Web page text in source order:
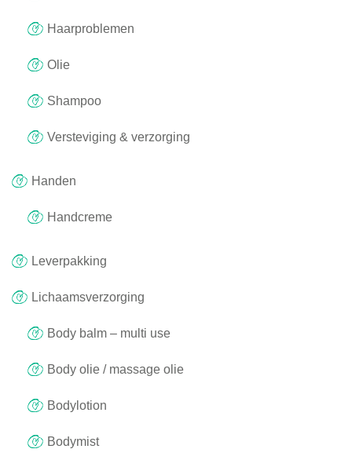
Haarproblemen
Olie
Shampoo
Versteviging & verzorging
Handen
Handcreme
Leverpakking
Lichaamsverzorging
Body balm – multi use
Body olie / massage olie
Bodylotion
Bodymist